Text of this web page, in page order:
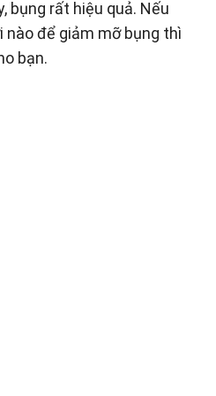
bụng rất hiệu quả. Nếu
để giảm mỡ bụng thì
bạn.